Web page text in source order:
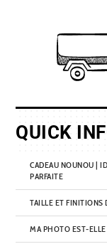
nounou
parfaite
QUICK
CADEAU NOUNOU |
PARFAITE
TAILLE ET FINITIONS
MA PHOTO EST-